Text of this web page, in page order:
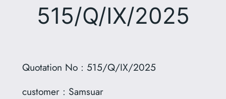
515/Q/IX/2025
Quotation No : 515/Q/IX/2025
customer : Samsuar